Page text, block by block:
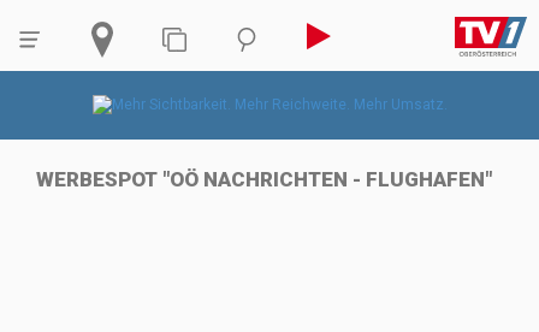
WERBESPOT "OÖ NACHRICHTEN - FLUGHAFEN"